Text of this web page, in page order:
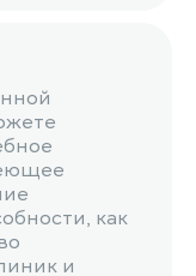
как
и